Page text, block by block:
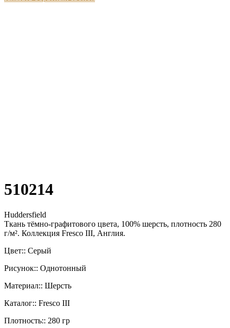
510214
Huddersfield
Ткань тёмно-графитового цвета, 100% шерсть, плотность 280
г/м². Коллекция Fresco III, Англия.
Цвет:: Серый
Рисунок:: Однотонный
Материал:: Шерсть
Каталог:: Fresco III
Плотность:: 280 гр